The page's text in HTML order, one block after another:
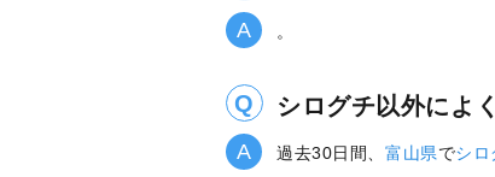
。
シログチ以外によ
過去30日間、 富山県でシロ